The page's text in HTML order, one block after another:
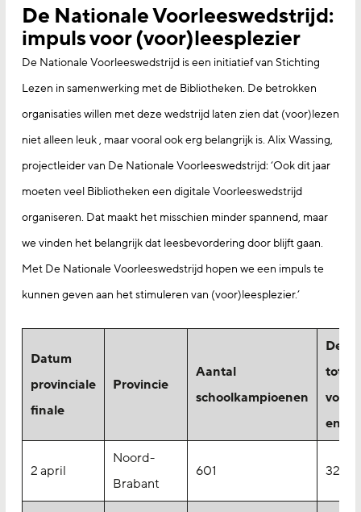
De Nationale Voorleeswedstrijd:
impuls voor (voor)leesplezier
De Nationale Voorleeswedstrijd is een initiatief van Stichting
Lezen in samenwerking met de Bibliotheken. De betrokken
organisaties willen met deze wedstrijd laten zien dat (voor)lezen
niet alleen leuk , maar vooral ook erg belangrijk is. Alix Wassing,
projectleider van De Nationale Voorleeswedstrijd: ‘Ook dit jaar
moeten veel Bibliotheken een digitale Voorleeswedstrijd
organiseren. Dat maakt het misschien minder spannend, maar
we vinden het belangrijk dat leesbevordering door blijft gaan.
Met De Nationale Voorleeswedstrijd hopen we een impuls te
kunnen geven aan het stimuleren van (voor)leesplezier.’
Datum
provinciale
finale
Provincie
Aantal
schoolkampioenen
totaal
en
2 april
Noord-
Brabant
601